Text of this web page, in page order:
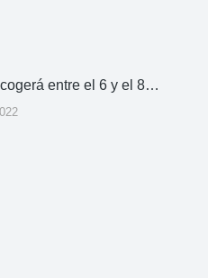
entre el 6 y el 8…